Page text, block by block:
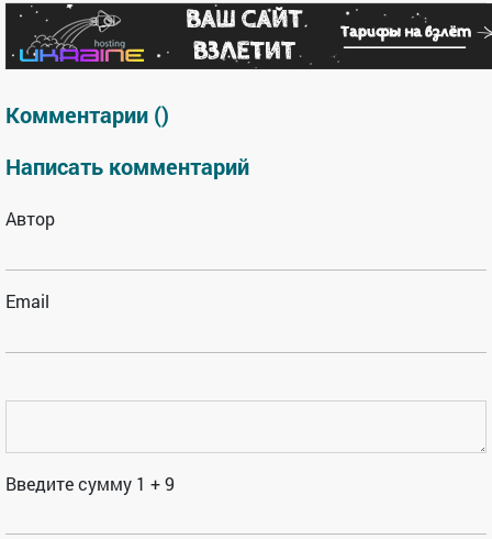
Комментарии ()
Написать комментарий
Автор
Email
Введите сумму 1 + 9